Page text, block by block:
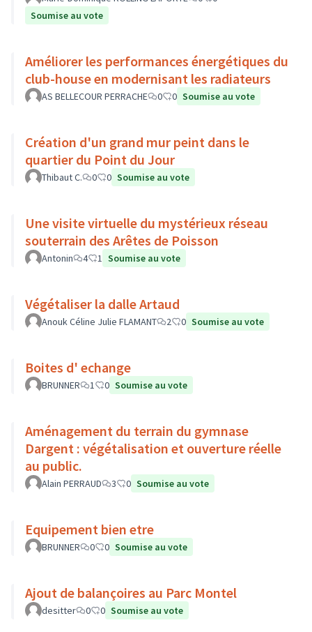
Soumise au vote
Améliorer les performances énergétiques du
club-house en modernisant les radiateurs
AS BELLECOUR PERRACHE 0 0 Soumise au vote
Création d'un grand mur peint dans le
quartier du Point du Jour
Thibaut C. 0 0 Soumise au vote
Une visite virtuelle du mystérieux réseau
souterrain des Arêtes de Poisson
Antonin 4 1 Soumise au vote
Végétaliser la dalle Artaud
Anouk Céline Julie FLAMANT 2 0 Soumise au vote
Boites d' echange
BRUNNER 1 0 Soumise au vote
Aménagement du terrain du gymnase
Dargent : végétalisation et ouverture réelle
au public.
Alain PERRAUD 3 0 Soumise au vote
Equipement bien etre
BRUNNER 0 0 Soumise au vote
Ajout de balançoires au Parc Montel
desitter 0 0 Soumise au vote